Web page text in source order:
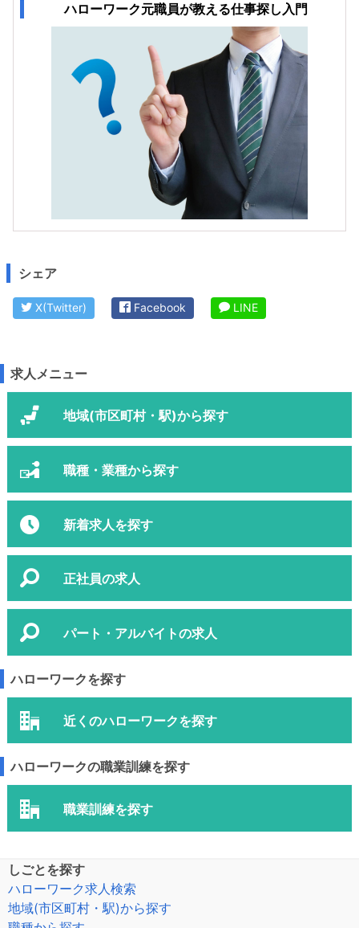
ハローワーク元職員が教える仕事探し入門
シェア
X(Twitter) Facebook LINE
求人メニュー
地域(市区町村・駅)から探す
職種・業種から探す
新着求人を探す
正社員の求人
パート・アルバイトの求人
ハローワークを探す
近くのハローワークを探す
ハローワークの職業訓練を探す
職業訓練を探す
しごとを探す
ハローワーク求人検索
地域(市区町村・駅)から探す